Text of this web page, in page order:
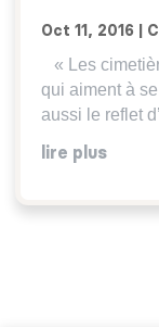
Oct 11, 2016
« Les
qui aiment à
aussi le reflet
lire plus